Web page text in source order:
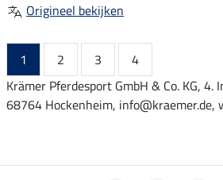
Origineel bekijken
1 2 3
4
Krämer Pferdesport GmbH & Co. KG, 4.
68764 Hockenheim, info@kraemer.de,